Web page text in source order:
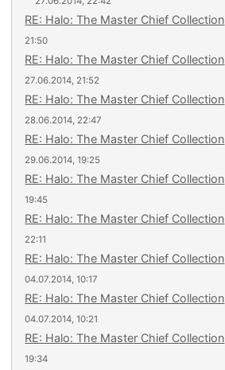
RE: Halo: The Master Chief Collection
21:50
RE: Halo: The Master Chief Collection
27.06.2014, 21:52
RE: Halo: The Master Chief Collection
28.06.2014, 22:47
RE: Halo: The Master Chief Collection
29.06.2014, 19:25
RE: Halo: The Master Chief Collection
19:45
RE: Halo: The Master Chief Collection
22:11
RE: Halo: The Master Chief Collection
04.07.2014, 10:17
RE: Halo: The Master Chief Collection
04.07.2014, 10:21
RE: Halo: The Master Chief Collection
19:34